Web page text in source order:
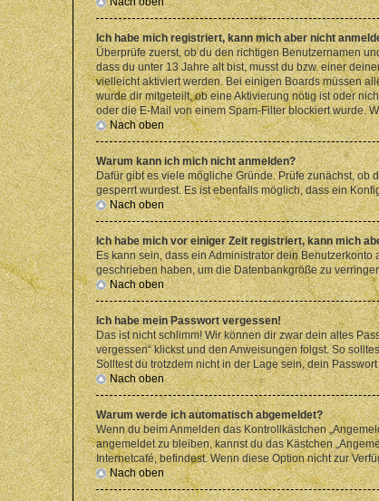
Ich habe mich registriert, kann mich aber nicht
Überprüfe zuerst, ob du den richtigen Benutzernamen
dass du unter 13 Jahre alt bist, musst du bzw. einer
vielleicht aktiviert werden. Bei einigen Boards müssen
wurde dir mitgeteilt, ob eine Aktivierung nötig ist oder
oder die E-Mail von einem Spam-Filter blockiert wurde.
Nach oben
Warum kann ich mich nicht anmelden?
Dafür gibt es viele mögliche Gründe. Prüfe zunächst, ob
gesperrt wurdest. Es ist ebenfalls möglich, dass ein
Nach oben
Ich habe mich vor einiger Zeit registriert, kann mich
Es kann sein, dass ein Administrator dein
geschrieben haben, um die Datenbankgröße zu
Nach oben
Ich habe mein Passwort vergessen!
Das ist nicht schlimm! Wir können dir zwar dein altes
vergessen“ klickst und den Anweisungen folgst. So
Solltest du trotzdem nicht in der Lage sein, dein
Nach oben
Warum werde ich automatisch abgemeldet?
Wenn du beim Anmelden das Kontrollkästchen
angemeldet zu bleiben, kannst du das Kästchen
Internetcafé, befindest. Wenn diese Option nicht zur
Nach oben